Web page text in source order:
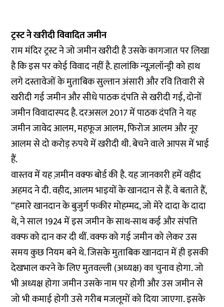
ट्रस्ट ने खरीदी विवादित जमीन
राम मंदिर ट्रस्ट ने जो जमीन खरीदी है उसके कागजात पर लिखा
है कि इस पर कोई विवाद नहीं है. हालांकि न्यूज़लॉन्ड्री को हाथ
लगे दस्तावेजों के मुताबिक सुल्तान अंसारी और रवि तिवारी से
खरीदी गई जमीन और सीधे पाठक दंपति से खरीदी गई, दोनों
जमीन विवादास्पद है. दरअसल 2017 में पाठक दंपति ने यह
जमीन जावेद आलम, महफूज आलम, फिरोज आलम और नूर
आलम से दो करोड़ रुपये में खरीदी थी. बेचने वाले आपस में भाई
हैं.
वास्तव में यह ज़मीन वक्फ बोर्ड की है. यह जानकारी हमें वहीद
अहमद ने दी. वहीद, आलम भाइयों के खानदान से हैं. वे बताते हैं,
‘‘हमारे खानदान के बुजुर्ग फकीर मोहम्मद, जो मेरे दादा के दादा
थे, ने साल 1924 में इस जमीन के साथ-साथ कई और संपत्ति
वक्फ को दान कर दी थीं. वक्फ को गई जमीन को लेकर उस
समय कुछ नियम बने थे. जिसके मुताबिक खानदान में ही इसकी
देखभाल करने के लिए मुतवल्ली (अध्यक्ष) का चुनाव होगा. जो
भी अध्यक्ष होगा जमीन उसके नाम पर होगी और उस जमीन से
जो भी कमाई होगी उसे गरीब मजलूमों को दिया जाएगा. इसके